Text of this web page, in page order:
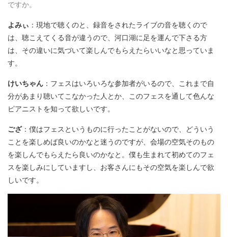
ですか。
よみぃ ：現地で聴くのと、録音をされたライブの音を聴くので
は、聴こえてくる音が違うので、河口湖に足を運んで下さる方
は、その違いに気づいて楽しんでもらえたらいいなと思っていま
す。
けいちゃん ：フェスはいろいろな参加者がいるので、これまで自
分があまり聴いてこなかった人とか、このフェスを通して色んな
ピアニストを知って欲しいです。
ござ：僕はフェスというものに行ったことがないので、どういう
ことを楽しめば良いのかなと迷うのですが、会場の空気そのもの
を楽しんでもらえたら良いのかなと。僕も生まれて初めてのフェ
スを楽しみにしていますし、お客さんにもその空気を楽しんで欲
しいです。